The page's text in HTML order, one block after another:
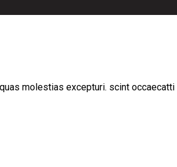
molestias excepturi. scint